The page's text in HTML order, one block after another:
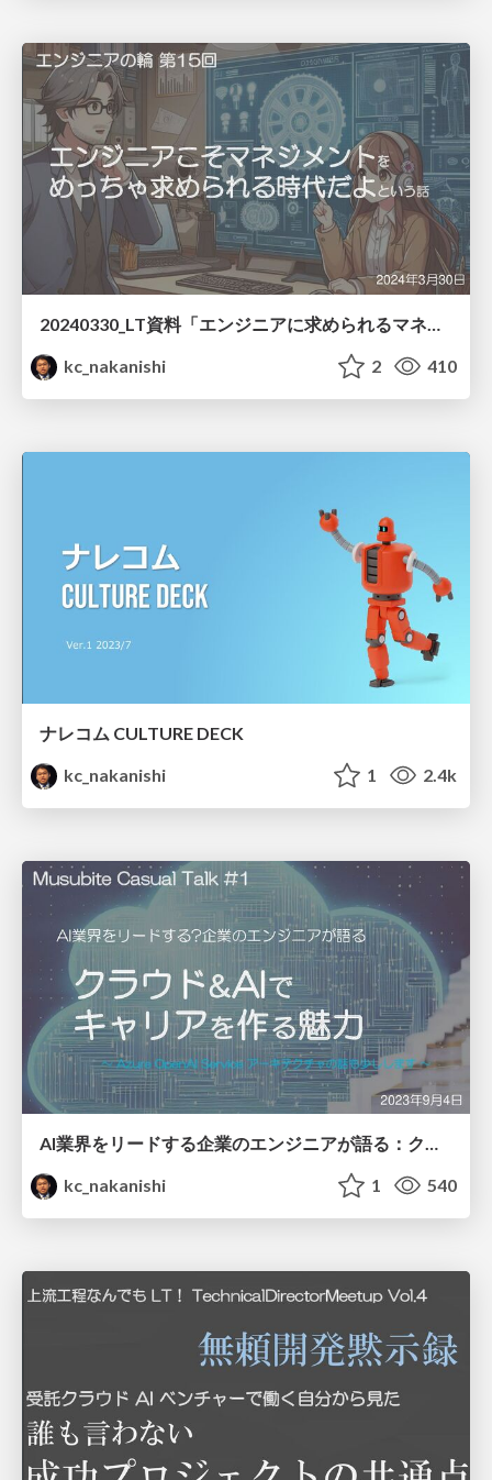
20240330_LT資料「エンジニアに求められるマネジメント」
kc_nakanishi
2 410
ナレコム CULTURE DECK
kc_nakanishi
1 2.4k
AI業界をリードする企業のエンジニアが語る：クラウド & AI でキャリアを作る魅力
kc_nakanishi
1 540